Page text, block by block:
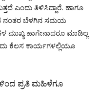
ಎಂದು ತಿಳಿಸಿದ್ದಾರೆ. ಹಾಗೂ
ನಂತರ ಬೆಳಗಿನ ಸಮಯ
ಮುಖ್ಯ ಹಾಗೇನಾದರೂ ಮಾಡಿಲ್ಲ
ಕೆಲಸ ಕಾರ್ಯಗಳಲ್ಲಿಯೂ
ಪ್ರತಿ ಮಹಿಳೆಗೂ